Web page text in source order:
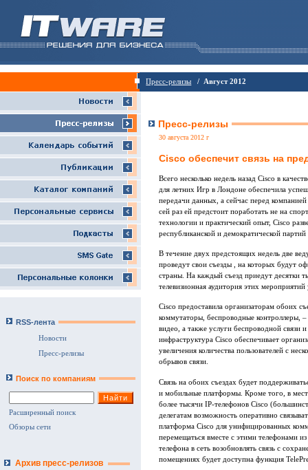
Пресс-релизы / Август 2012
RSS-лента
Новости
Пресс-релизы
Поиск по компаниям
Расширенный поиск
Обзоры сети
Архив пресс-релизов
Пресс-релизы
30 августа 2012 г
Cisco обеспечит связь на
Всего несколько недель назад Cisco в
для летних Игр в Лондоне обеспечила
передачи данных, а сейчас перед
сей раз ей предстоит поработать не на
технологии и практический опыт, Cisco
республиканской и демократической
В течение двух предстоящих недель две
проведут свои съезды , на которых будут
страны. На каждый съезд приедут десятки
телевизионная аудитория этих
Cisco предоставила организаторам обоих
коммутаторы, беспроводные контроллеры,
видео, а также услуги беспроводной
инфраструктура Cisco обеспечивает
увеличения количества пользователей с
обрывов связи.
Связь на обоих съездах будет
и мобильные платформы. Кроме того, в
более тысячи IP-телефонов Cisco
делегатам возможность оперативно
платформа Cisco для унифицированных
перемещаться вместе с этими телефонами
телефона в сеть возобновлять связь с
помещениях будет доступна функция